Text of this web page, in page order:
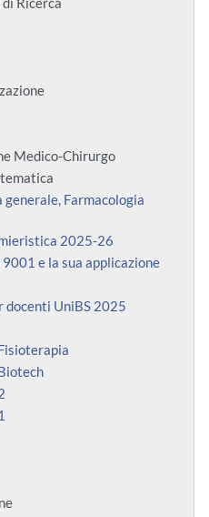
Ricerca
Medico-Chirurgo
generale, Farmacologia
2025-26
9001 e la sua applicazione
docenti UniBS 2025